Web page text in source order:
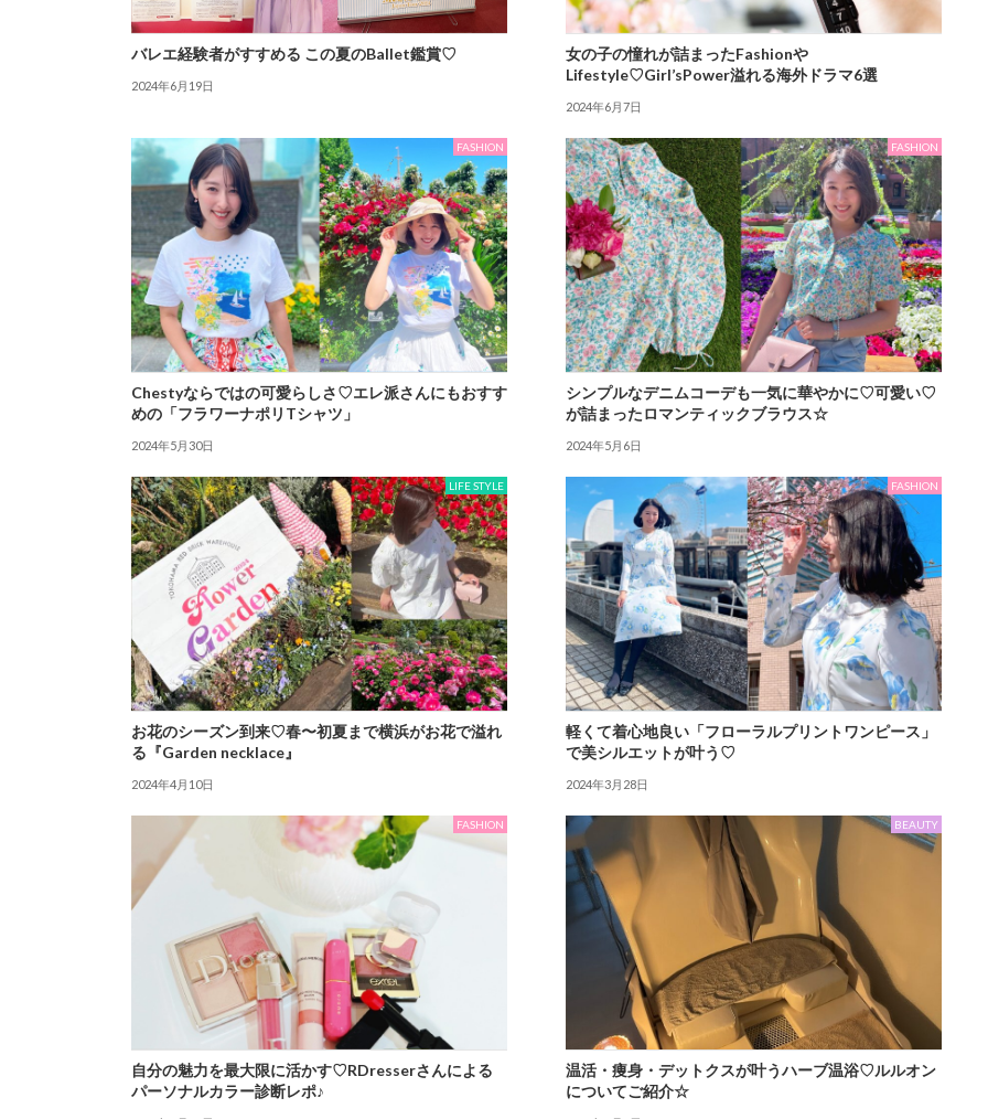
バレエ経験者がすすめる この夏のBallet鑑賞♡
2024年6月19日
女の子の憧れが詰まったFashionや
Lifestyle♡Girl’sPower溢れる海外ドラマ6選
2024年6月7日
FASHION
Chestyならではの可愛らしさ♡エレ派さんにもおすす
めの「フラワーナポリTシャツ」
2024年5月30日
FASHION
シンプルなデニムコーデも一気に華やかに♡可愛い♡
が詰まったロマンティックブラウス☆
2024年5月6日
LIFE STYLE
お花のシーズン到来♡春〜初夏まで横浜がお花で溢れ
る『Garden necklace』
2024年4月10日
FASHION
軽くて着心地良い「フローラルプリントワンピース」
で美シルエットが叶う♡
2024年3月28日
FASHION
自分の魅力を最大限に活かす♡RDresserさんによる
パーソナルカラー診断レポ♪
BEAUTY
温活・痩身・デットクスが叶うハーブ温浴♡ルルオン
についてご紹介☆